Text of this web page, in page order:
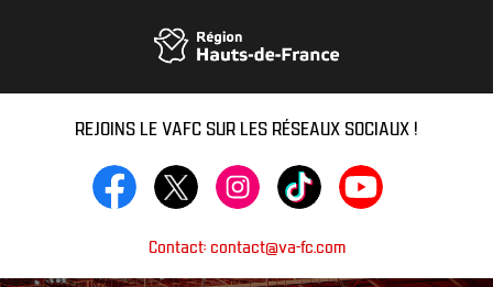
REJOINS LE VAFC SUR LES RÉSEAUX SOCIAUX !
Contact: contact@va-fc.com